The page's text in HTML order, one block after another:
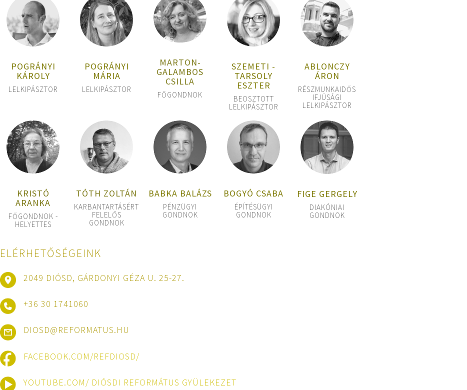
POGRÁNYI
KÁROLY
LELKIPÁSZTOR
POGRÁNYI
MÁRIA
LELKIPÁSZTOR
MARTON-
GALAMBOS
CSILLA
FŐGONDNOK
SZEMETI -
TARSOLY
ESZTER
BEOSZTOTT
LELKIPÁSZTOR
ABLONCZY
ÁRON
RÉSZMUNKAIDŐS
IFJÚSÁGI
LELKIPÁSZTOR
KRISTÓ
ARANKA
FŐGONDNOK -
HELYETTES
TÓTH ZOLTÁN
KARBANTARTÁSÉRT
FELELŐS
GONDNOK
BABKA BALÁZS
PÉNZÜGYI
GONDNOK
BOGYÓ CSABA
ÉPÍTÉSÜGYI
GONDNOK
FIGE GERGELY
DIAKÓNIAI
GONDNOK
ELÉRHETŐSÉGEINK
2049 DIÓSD, GÁRDONYI GÉZA U. 25-27.
+36 30 1741060
DIOSD@REFORMATUS.HU
FACEBOOK.COM/REFDIOSD/
YOUTUBE.COM/ DIÓSDI REFORMÁTUS GYÜLEKEZET